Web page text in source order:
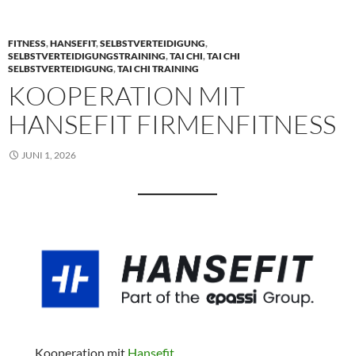
FITNESS,HANSEFIT,SELBSTVERTEIDIGUNG,
SELBSTVERTEIDIGUNGSTRAINING,TAI CHI,TAI CHI
SELBSTVERTEIDIGUNG,TAI CHI TRAINING
KOOPERATION MIT
HANSEFIT FIRMENFITNESS
JUNI 1, 2026
Kooperation mit Hansefit